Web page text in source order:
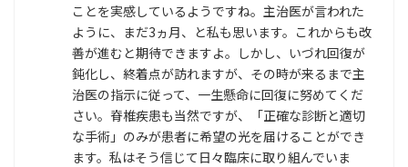
ことを実感しているようですね。主治医が言われた
ように、まだ3ヵ月、と私も思います。これからも改
善が進むと期待できますよ。しかし、いづれ回復が
鈍化し、終着点が訪れますが、その時が来るまで主
治医の指示に従って、一生懸命に回復に努めてくだ
さい。脊椎疾患も当然ですが、「正確な診断と適切
な手術」のみが患者に希望の光を届けることができ
ます。私はそう信じて日々臨床に取り組んでいま